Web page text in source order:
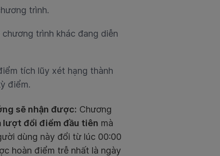
trình.
trình khác đang diễn
tích lũy xét hạng thành
điểm.
sẽ nhận được: Chương
lượt đổi điểm đầu tiên mà
dùng này đổi từ lúc 00:00
hoàn điểm trễ nhất là ngày